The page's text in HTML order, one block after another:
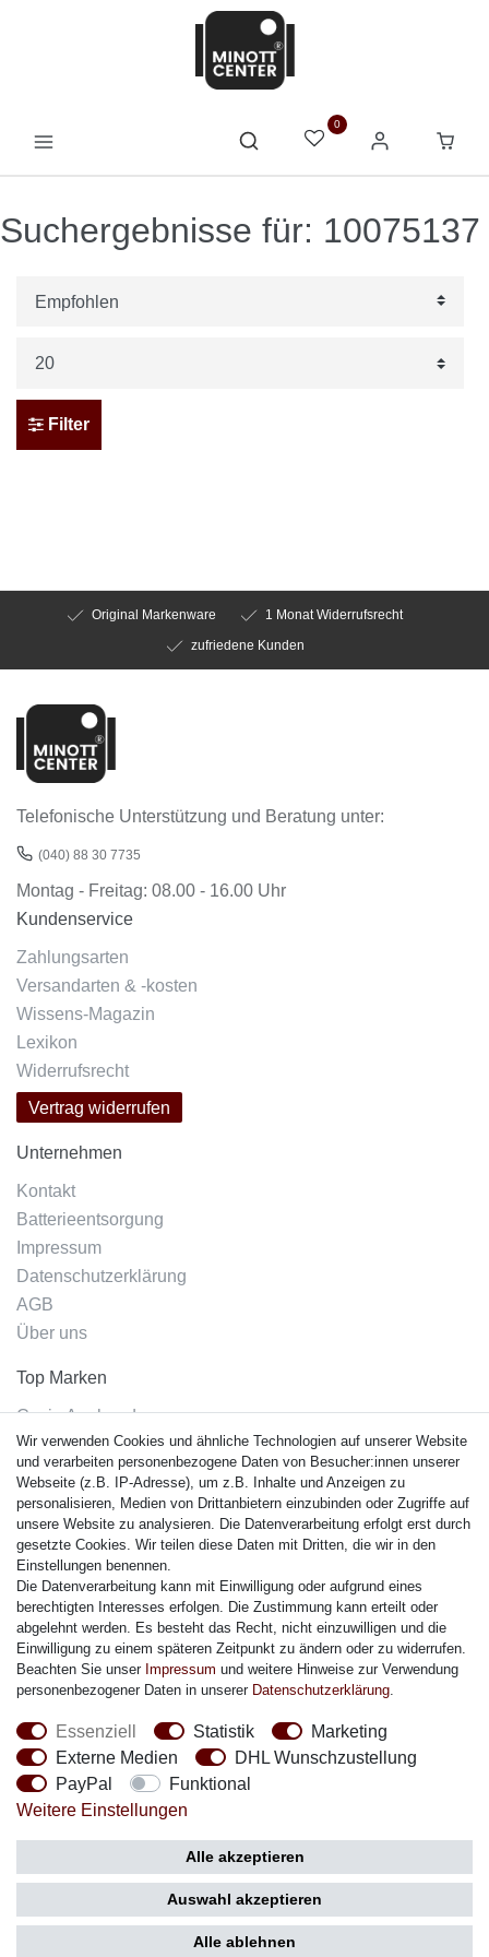
0
Suchergebnisse für: 10075137
Filter
Original Markenware
1 Monat Widerrufsrecht
zufriedene Kunden
Telefonische Unterstützung und Beratung unter:
(040) 88 30 7735
Montag - Freitag: 08.00 - 16.00 Uhr
Kundenservice
Zahlungsarten
Versandarten & -kosten
Wissens-Magazin
Lexikon
Widerrufsrecht
Vertrag widerrufen
Unternehmen
Kontakt
Batterieentsorgung
Impressum
Datenschutzerklärung
AGB
Über uns
Top Marken
Casio Armband
Festina Armband
Citizen Armband
M. Lacroix Armband
J. Lemans Armband
Uhrenarmbänder - Alle
Sicherheit
Social Media
Zahlung
Wir verwenden Cookies und ähnliche Technologien auf unserer Website
und verarbeiten personenbezogene Daten von Besucher:innen unserer
Webseite (z.B. IP-Adresse), um z.B. Inhalte und Anzeigen zu
personalisieren, Medien von Drittanbietern einzubinden oder Zugriffe auf
unsere Website zu analysieren. Die Datenverarbeitung erfolgt erst durch
gesetzte Cookies. Wir teilen diese Daten mit Dritten, die wir in den
Einstellungen benennen.
Die Datenverarbeitung kann mit Einwilligung oder aufgrund eines
berechtigten Interesses erfolgen. Die Zustimmung kann erteilt oder
abgelehnt werden. Es besteht das Recht, nicht einzuwilligen und die
Einwilligung zu einem späteren Zeitpunkt zu ändern oder zu widerrufen.
Beachten Sie unser Impressum und weitere Hinweise zur Verwendung
personenbezogener Daten in unserer Daten­schutz­erklärung
Essenziell Statistik
Marketing
Externe Medien
DHL Wunschzustellung
PayPal
Funktional
Weitere Einstellungen
Alle akzeptieren
Auswahl akzeptieren
Alle ablehnen